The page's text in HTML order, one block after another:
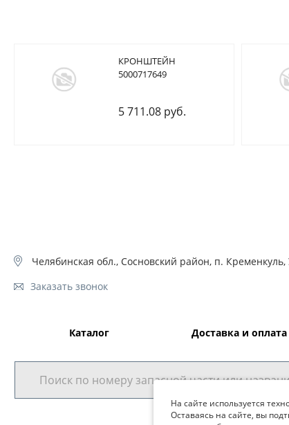
КРОНШТЕЙН
5000717649
5 711.08 руб.
Челябинская обл., Сосновский район, п. Кременкуль,
Заказать звонок
Каталог Доставка и оплата
На сайте используется
Оставаясь на сайте, вы